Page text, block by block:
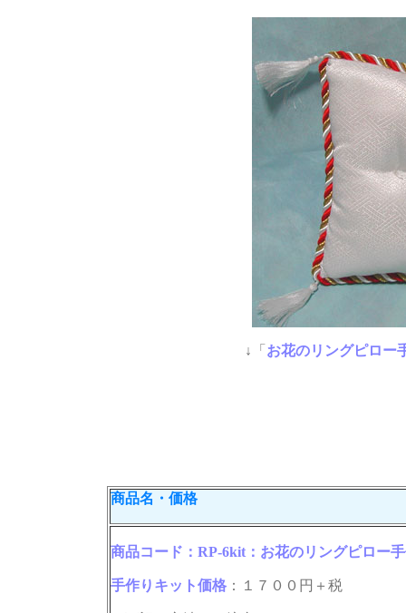
↓「 お花のリングピロ
商品名・価格
商品コード：RP-6kit ：お花のリングピロー
手作りキット価格 ：１７００円＋税